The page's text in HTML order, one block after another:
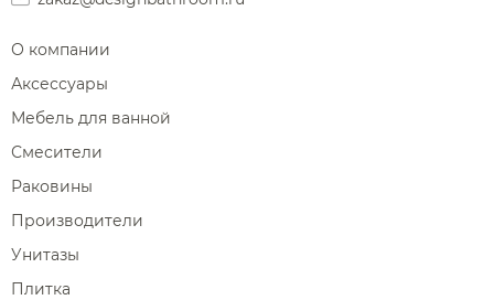
О компании
Аксессуары
Мебель для ванной
Смесители
Раковины
Производители
Унитазы
Плитка